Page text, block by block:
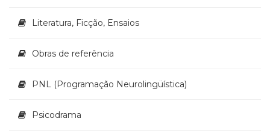
Literatura, Ficção, Ensaios
Obras de referência
PNL (Programação Neurolingüística)
Psicodrama